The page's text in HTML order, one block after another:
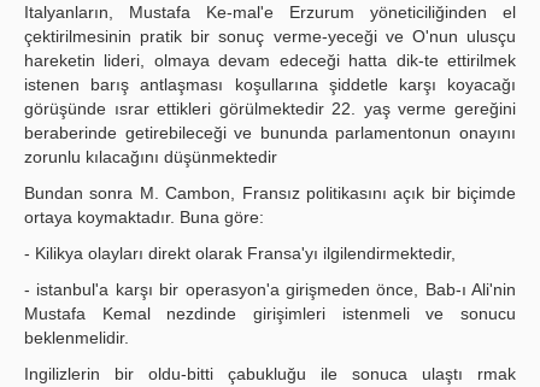
Italyanların, Mustafa Ke-mal'e Erzurum yöneticiliğinden el
çektirilmesinin pratik bir sonuç verme-yeceği ve O'nun ulusçu
hareketin lideri, olmaya devam edeceği hatta dik-te ettirilmek
istenen barış antlaşması koşullarına şiddetle karşı koyacağı
görüşünde ısrar ettikleri görülmektedir 22. yaş verme gereğini
beraberinde getirebileceği ve bununda parlamentonun onayını
zorunlu kılacağını düşünmektedir
Bundan sonra M. Cambon, Fransız politikasını açık bir biçimde
ortaya koymaktadır. Buna göre:
- Kilikya olayları direkt olarak Fransa'yı ilgilendirmektedir,
- istanbul'a karşı bir operasyon'a girişmeden önce, Bab-ı Ali'nin
Mustafa Kemal nezdinde girişimleri istenmeli ve sonucu
beklenmelidir.
Ingilizlerin bir oldu-bitti çabukluğu ile sonuca ulaştı rmak